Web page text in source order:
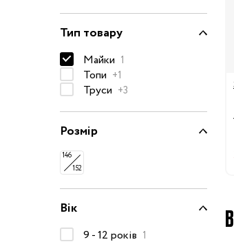
Рюкзаки та
Футболки та
Аксесуари
Одяг за
74-86 см
92-104 см
Тип товару
Майки 1
Топи +1
Труси +3
Розмір
146
152
Вік
9 - 12 років 1